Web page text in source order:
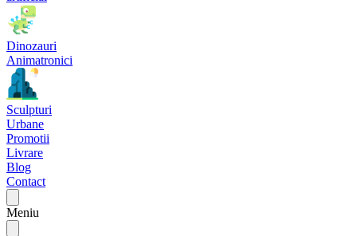
Dinozauri
Animatronici
Sculpturi
Urbane
Promotii
Livrare
Blog
Contact
Meniu